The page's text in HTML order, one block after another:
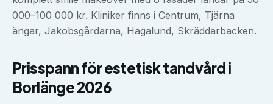
000–100 000 kr. Kliniker finns i Centrum, Tjärna
ängar, Jakobsgårdarna, Hagalund, Skräddarbacken.
Prisspann förestetisk tandvårdi
Borlänge2026